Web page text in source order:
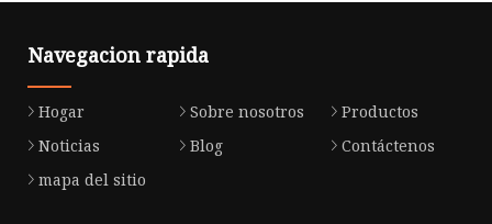
Navegacion rapida
Hogar Sobre nosotros
Productos
Noticias
Blog
Contáctenos
mapa del sitio